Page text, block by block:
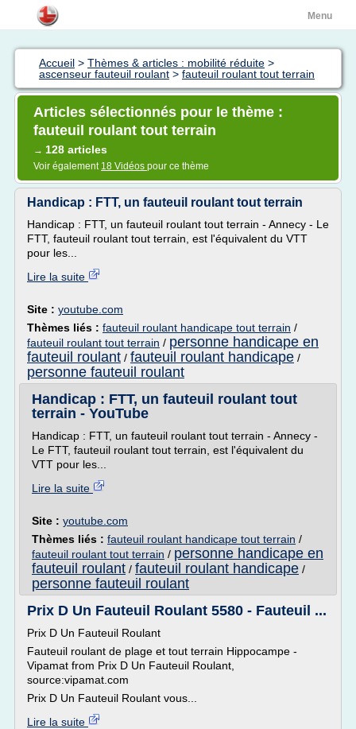
Menu
Accueil > Thèmes & articles : mobilité réduite >
ascenseur fauteuil roulant > fauteuil roulant tout terrain
Articles sélectionnés pour le thème :
fauteuil roulant tout terrain
→ 128 articles
Voir également 18 Vidéos pour ce thème
Handicap : FTT, un fauteuil roulant tout terrain
Handicap : FTT, un fauteuil roulant tout terrain - Annecy - Le
FTT, fauteuil roulant tout terrain, est l'équivalent du VTT
pour les...
Lire la suite
Site : youtube.com
Thèmes liés : fauteuil roulant handicape tout terrain /
fauteuil roulant tout terrain / personne handicape en
fauteuil roulant / fauteuil roulant handicape /
personne fauteuil roulant
Handicap : FTT, un fauteuil roulant tout
terrain - YouTube
Handicap : FTT, un fauteuil roulant tout terrain - Annecy -
Le FTT, fauteuil roulant tout terrain, est l'équivalent du
VTT pour les...
Lire la suite
Site : youtube.com
Thèmes liés : fauteuil roulant handicape tout terrain /
fauteuil roulant tout terrain / personne handicape en
fauteuil roulant / fauteuil roulant handicape /
personne fauteuil roulant
Prix D Un Fauteuil Roulant 5580 - Fauteuil ...
Prix D Un Fauteuil Roulant
Fauteuil roulant de plage et tout terrain Hippocampe -
Vipamat from Prix D Un Fauteuil Roulant,
source:vipamat.com
Prix D Un Fauteuil Roulant vous...
Lire la suite